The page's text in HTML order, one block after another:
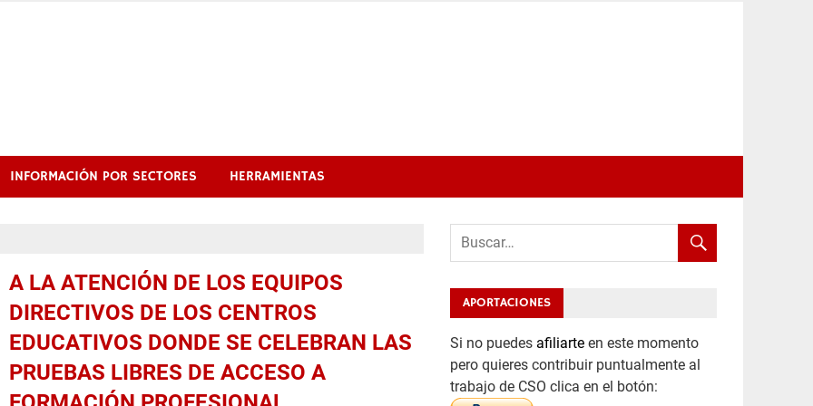
INFORMACIÓN POR SECTORES HERRAMIENTAS
A LA ATENCIÓN DE LOS EQUIPOS
DIRECTIVOS DE LOS CENTROS
EDUCATIVOS DONDE SE CELEBRAN LAS
PRUEBAS LIBRES DE ACCESO A
APORTACIONES
Si no puedes afiliarte en este momento
pero quieres contribuir puntualmente al
trabajo de CSO clica en el botón: